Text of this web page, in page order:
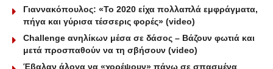
Γιαννακόπουλος: «Το 2020 είχα πολλαπλά εμφράγματα,
πήγα και γύρισα τέσσερις φορές» (video)
Challenge ανηλίκων μέσα σε δάσος – Βάζουν φωτιά και
μετά προσπαθούν να τη σβήσουν (video)
Έβαλαν άλογα να «χορέψουν» πάνω σε σπασμένα